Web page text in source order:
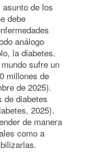
de los
debe
análogo
la diabetes.
sufre un
millones de
de 2025).
de diabetes
2025).
de manera
como a